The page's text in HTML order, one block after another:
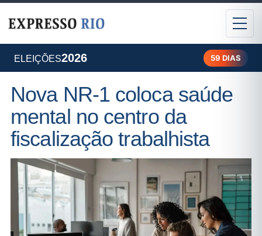
ELEIÇÕES2026 59 DIAS
Nova NR-1 coloca saúde
mental no centro da
fiscalização trabalhista